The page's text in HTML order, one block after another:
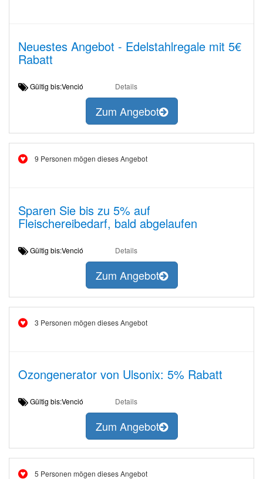
Neuestes Angebot - Edelstahlregale mit 5€
Rabatt
Gültig bis:Venció Details
Zum Angebot
9 Personen mögen dieses Angebot
Sparen Sie bis zu 5% auf
Fleischereibedarf, bald abgelaufen
Gültig bis:Venció Details
Zum Angebot
3 Personen mögen dieses Angebot
Ozongenerator von Ulsonix: 5% Rabatt
Gültig bis:Venció Details
Zum Angebot
5 Personen mögen dieses Angebot